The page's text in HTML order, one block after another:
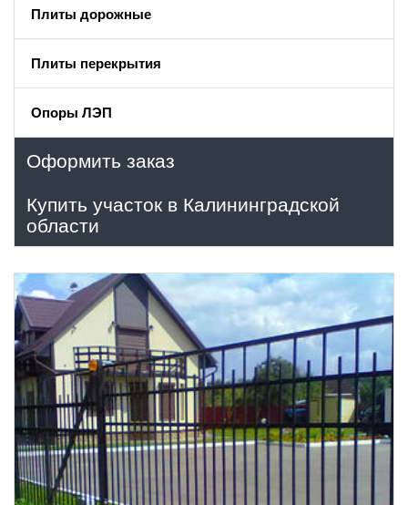
Плиты дорожные
Плиты перекрытия
Опоры ЛЭП
Оформить заказ
Купить участок в Калининградской
области